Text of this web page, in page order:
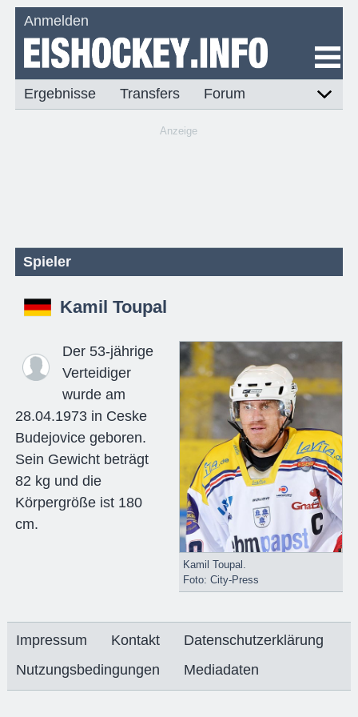
Anmelden
Ergebnisse Transfers Forum
Anzeige
Spieler
Kamil Toupal
Kamil Toupal.
Foto: City-Press
Der 53-jährige
Verteidiger
wurde am
28.04.1973 in Ceske
Budejovice geboren.
Sein Gewicht beträgt
82 kg und die
Körpergröße ist 180
cm.
Impressum Kontakt
Datenschutzerklärung
Nutzungsbedingungen
Mediadaten